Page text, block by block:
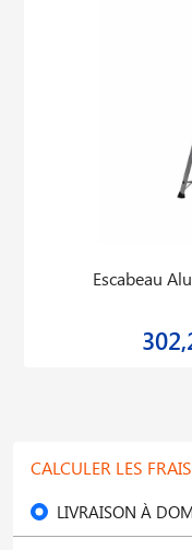
Escabeau
CALCULER LES
LIVRAISON À